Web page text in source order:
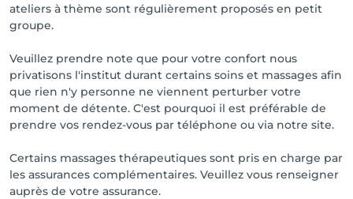
ateliers à thème sont régulièrement proposés en petit
groupe.
Veuillez prendre note que pour votre confort nous
privatisons l'institut durant certains soins et massages afin
que rien n'y personne ne viennent perturber votre
moment de détente. C'est pourquoi il est préférable de
prendre vos rendez-vous par téléphone ou via notre site.
Certains massages thérapeutiques sont pris en charge par
les assurances complémentaires. Veuillez vous renseigner
auprès de votre assurance.